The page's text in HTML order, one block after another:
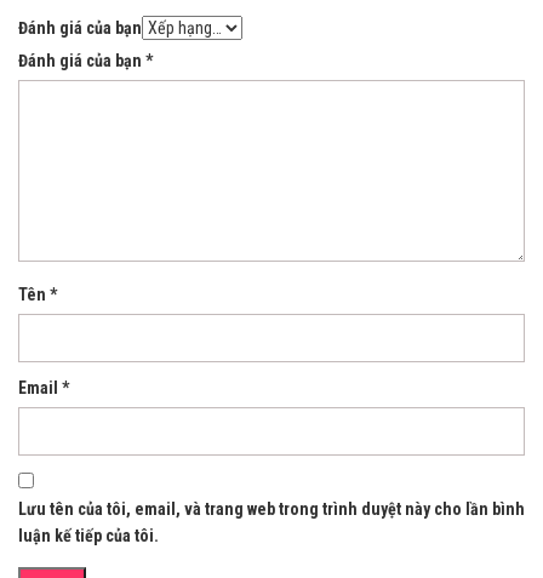
Đánh giá của bạn
Đánh giá của bạn *
Tên *
Email *
Lưu tên của tôi, email, và trang web trong trình duyệt này cho lần bình
luận kế tiếp của tôi.